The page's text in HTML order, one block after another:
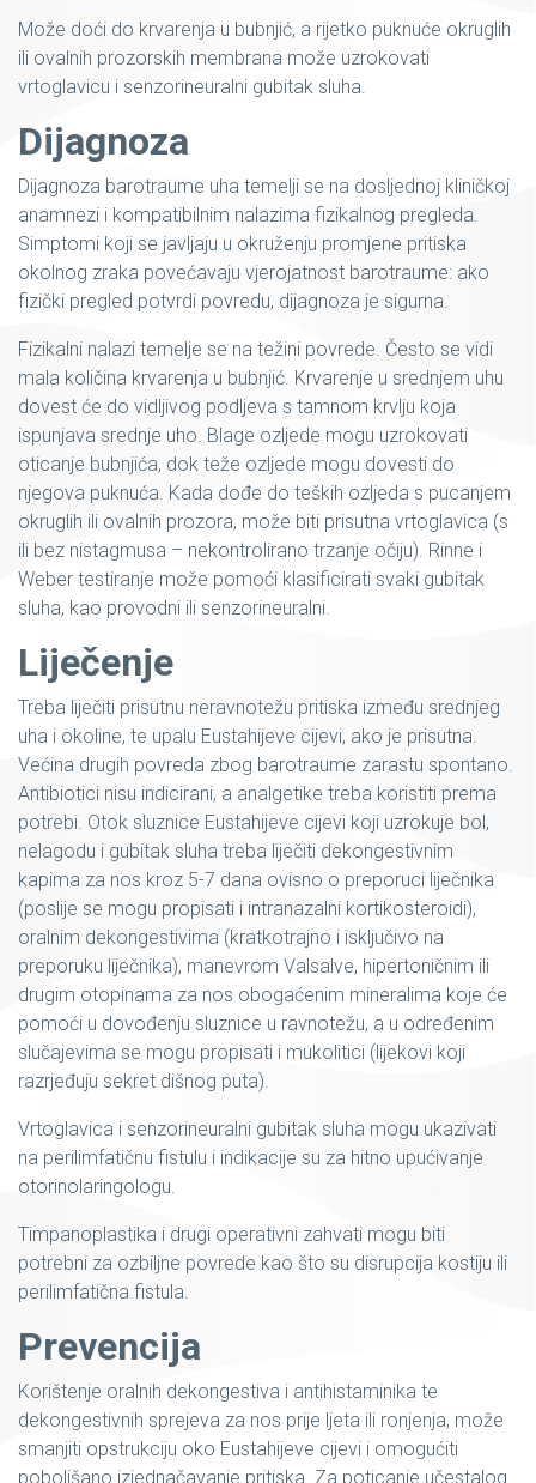
Može doći do krvarenja u bubnjić, a rijetko puknuće okruglih
ili ovalnih prozorskih membrana može uzrokovati
vrtoglavicu i senzorineuralni gubitak sluha.
Dijagnoza
Dijagnoza barotraume uha temelji se na dosljednoj kliničkoj
anamnezi i kompatibilnim nalazima fizikalnog pregleda.
Simptomi koji se javljaju u okruženju promjene pritiska
okolnog zraka povećavaju vjerojatnost barotraume: ako
fizički pregled potvrdi povredu, dijagnoza je sigurna.
Fizikalni nalazi temelje se na težini povrede. Često se vidi
mala količina krvarenja u bubnjić. Krvarenje u srednjem uhu
dovest će do vidljivog podljeva s tamnom krvlju koja
ispunjava srednje uho. Blage ozljede mogu uzrokovati
oticanje bubnjića, dok teže ozljede mogu dovesti do
njegova puknuća. Kada dođe do teških ozljeda s pucanjem
okruglih ili ovalnih prozora, može biti prisutna vrtoglavica (s
ili bez nistagmusa – nekontrolirano trzanje očiju). Rinne i
Weber testiranje može pomoći klasificirati svaki gubitak
sluha, kao provodni ili senzorineuralni.
Liječenje
Treba liječiti prisutnu neravnotežu pritiska između srednjeg
uha i okoline, te upalu Eustahijeve cijevi, ako je prisutna.
Većina drugih povreda zbog barotraume zarastu spontano.
Antibiotici nisu indicirani, a analgetike treba koristiti prema
potrebi. Otok sluznice Eustahijeve cijevi koji uzrokuje bol,
nelagodu i gubitak sluha treba liječiti dekongestivnim
kapima za nos kroz 5-7 dana ovisno o preporuci liječnika
(poslije se mogu propisati i intranazalni kortikosteroidi),
oralnim dekongestivima (kratkotrajno i isključivo na
preporuku liječnika), manevrom Valsalve, hipertoničnim ili
drugim otopinama za nos obogaćenim mineralima koje će
pomoći u dovođenju sluznice u ravnotežu, a u određenim
slučajevima se mogu propisati i mukolitici (lijekovi koji
razrjeđuju sekret dišnog puta).
Vrtoglavica i senzorineuralni gubitak sluha mogu ukazivati ​​
na perilimfatičnu fistulu i indikacije su za hitno upućivanje
otorinolaringologu.
Timpanoplastika i drugi operativni zahvati mogu biti
potrebni za ozbiljne povrede kao što su disrupcija kostiju ili
perilimfatična fistula.
Prevencija
Korištenje oralnih dekongestiva i antihistaminika te
dekongestivnih sprejeva za nos prije ljeta ili ronjenja, može
smanjiti opstrukciju oko Eustahijeve cijevi i omogućiti
poboljšano izjednačavanje pritiska. Za poticanje učestalog